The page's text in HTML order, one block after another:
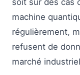
soit sur des cas
machine
régulièrement,
refusent de
marché